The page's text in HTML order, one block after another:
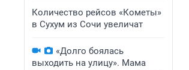
Количество рейсов «Кометы»
в Сухум из Сочи увеличат
«Долго боялась
выходить на улицу». Мама